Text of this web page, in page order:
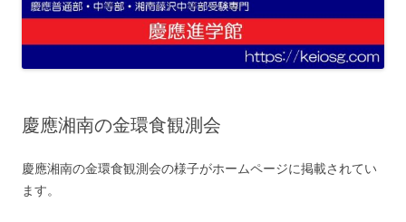
慶應湘南の金環食観測会
慶應湘南の金環食観測会の様子がホームページに掲載されてい
ます。